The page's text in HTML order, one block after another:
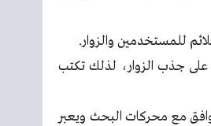
للمستخدمين والزوار.
على جذب الزوار، لذلك تكتب
مع محركات البحث ويعبر